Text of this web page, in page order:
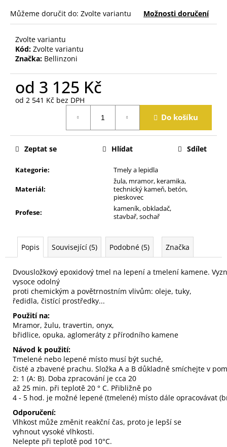
Můžeme doručit do: Zvolte variantu Možnosti doručení
Zvolte variantu
Kód: Zvolte variantu
Značka: Bellinzoni
od 3 125 Kč
od 2 541 Kč bez DPH
Do košíku
Kategorie: Tmely a lepidla
Materiál:
žula, mramor, keramika,
technický kameň, betón,
pieskovec
Profese:
kameník, obkladač,
stavbař, sochař
Zeptat se Hlídat Sdílet
Popis Související (5) Podobné (5) Značka
Dvousložkový epoxidový tmel na lepení a tmelení kamene.
vysoce odolný
proti chemickým a povětrnostním vlivům: oleje, tuky,
ředidla, čistící prostředky...
Použití na:
Mramor, žulu, travertin, onyx,
břidlice, opuka, aglomeráty z přírodního kamene
Návod k použití:
Tmelené nebo lepené místo musí být suché,
čisté a zbavené prachu. Složka A a B důkladně smíchejte v
2: 1 (A: B). Doba zpracování je cca 20
až 25 min. při teplotě 20 ° C. Přibližně po
4 - 5 hod. je možné lepené (tmelené) místo dále opracovávat (
Odporučení:
Vlhkost může změnit reakční čas, proto je lepší se
vyhnout vysoké vlhkosti.
Nelepte při teplotě pod 10°C.
e
m
e